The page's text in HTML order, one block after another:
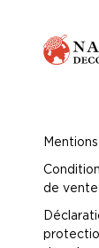
de vente